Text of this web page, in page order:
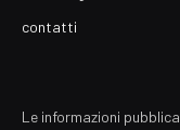
contatti
Le informazioni